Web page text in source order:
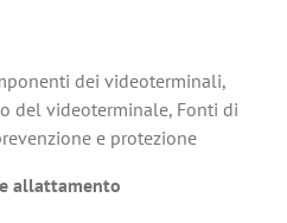
dei videoterminali,
del videoterminale, Fonti di
e protezione
allattamento